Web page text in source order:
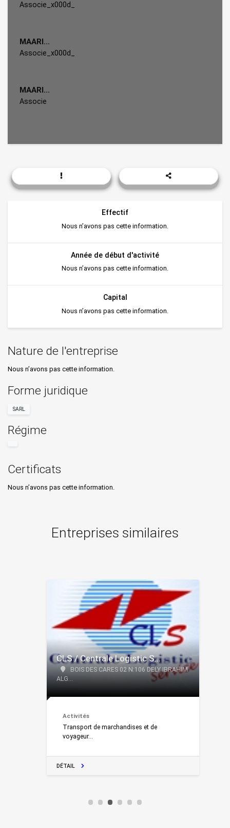
Associe_x000d_
MAARI...
Associe_x000d_
MAARI...
Associe
Effectif
Nous n’avons pas cette information.
Année de début d'activité
Nous n’avons pas cette information.
Capital
Nous n’avons pas cette information.
Nature de l'entreprise
Nous n’avons pas cette information.
Forme juridique
SARL
Régime
Certificats
Nous n’avons pas cette information.
Entreprises similaires
CLS / Centrale Logistic S...
BOIS DES CARES 02 N:106 DELY IBRAHIM
ALG...
Activités
Transport de marchandises et de
voyageur...
DÉTAIL